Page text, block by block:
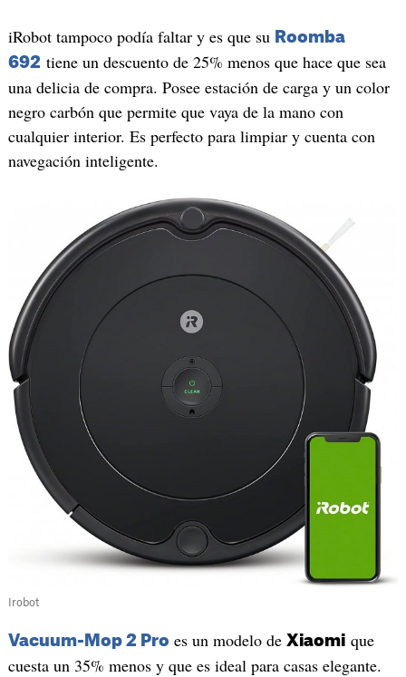
iRobot tampoco podía faltar y es que su Roomba
692 tiene un descuento de 25% menos que hace que sea
una delicia de compra. Posee estación de carga y un color
negro carbón que permite que vaya de la mano con
cualquier interior. Es perfecto para limpiar y cuenta con
navegación inteligente.
Irobot
Vacuum-Mop 2 Pro es un modelo de Xiaomique
cuesta un 35% menos y que es ideal para casas elegante.